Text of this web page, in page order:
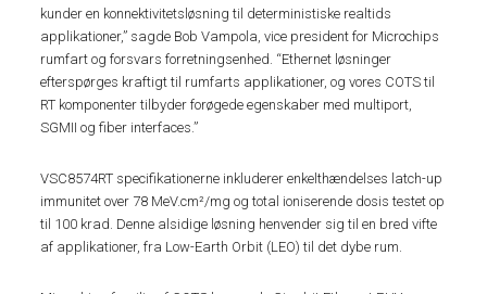
kunder en konnektivitetsløsning til deterministiske realtids
applikationer,” sagde Bob Vampola, vice president for Microchips
rumfart og forsvars forretningsenhed. “Ethernet løsninger
efterspørges kraftigt til rumfarts applikationer, og vores COTS til
RT komponenter tilbyder forøgede egenskaber med multiport,
SGMII og fiber interfaces.”
VSC8574RT specifikationerne inkluderer enkelthændelses latch-up
immunitet over 78 MeV.cm²/mg og total ioniserende dosis testet op
til 100 krad. Denne alsidige løsning henvender sig til en bred vifte
af applikationer, fra Low-Earth Orbit (LEO) til det dybe rum.